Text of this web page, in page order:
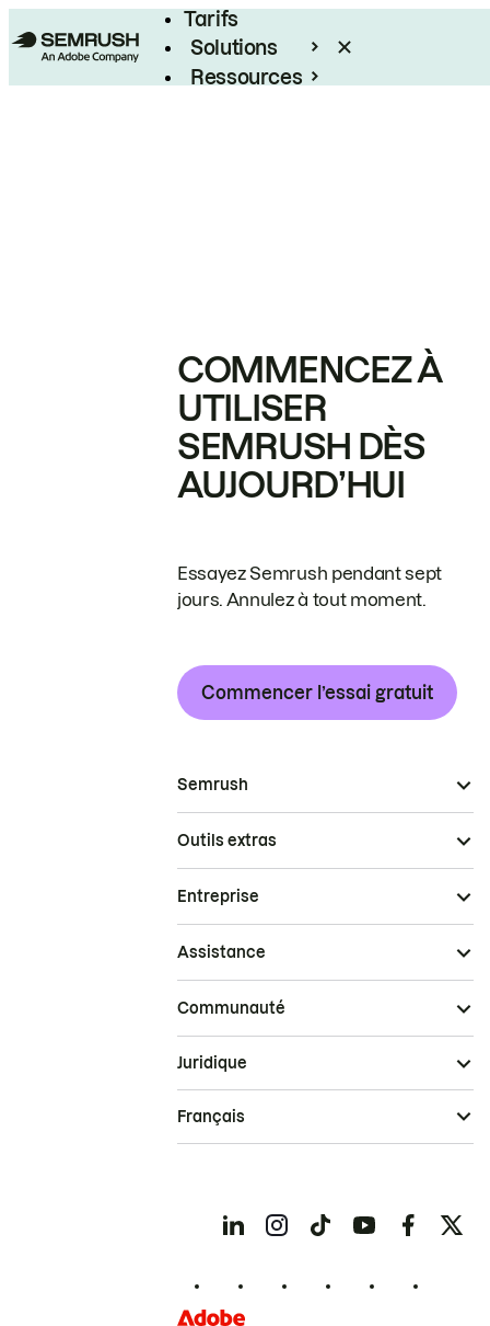
Tarifs
Solutions
Ressources
COMMENCEZ À
UTILISER
SEMRUSH DÈS
AUJOURD’HUI
Essayez Semrush pendant sept
jours. Annulez à tout moment.
Commencer l’essai gratuit
Semrush
Outils extras
Entreprise
Assistance
Communauté
Juridique
Français